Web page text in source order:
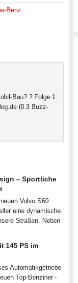
Benz
Bau? ? Folge 1:
(0.3 Buzz-
– Sportliche
Volvo S60
eine dynamische
Straßen. Neben
145 PS im
Automatikgetriebe
Top-Benziner -